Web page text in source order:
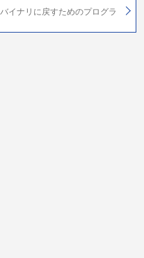
イナリに戻すためのプログラ